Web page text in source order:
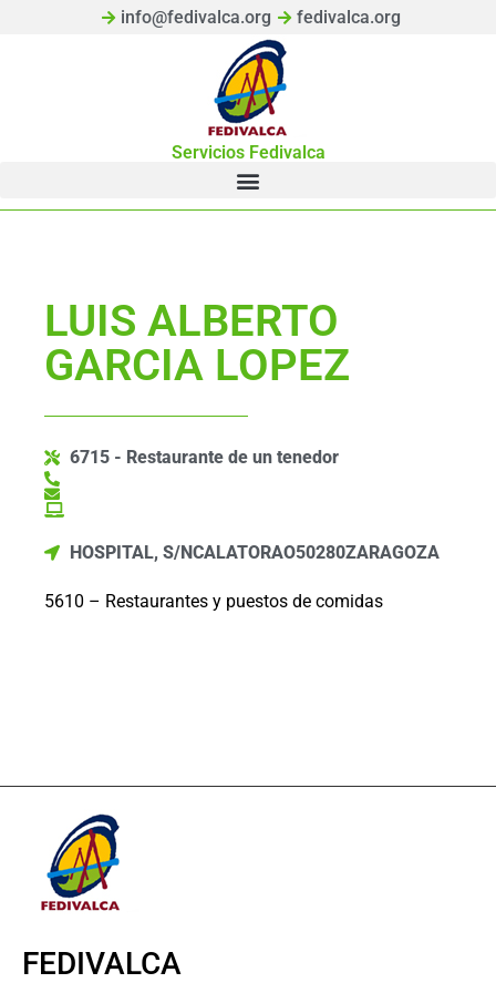
info@fedivalca.org fedivalca.org
Servicios Fedivalca
LUIS ALBERTO
GARCIA LOPEZ
6715 - Restaurante de un tenedor
HOSPITAL, S/NCALATORAO50280ZARAGOZA
5610 – Restaurantes y puestos de comidas
FEDIVALCA